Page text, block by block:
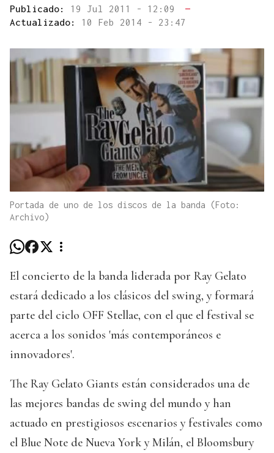
Publicado: 19 Jul 2011 - 12:09
—
Actualizado: 10 Feb 2014 - 23:47
Portada de uno de los discos de la banda (Foto:
Archivo)
El concierto de la banda liderada por Ray Gelato
estará dedicado a los clásicos del swing, y formará
parte del ciclo OFF Stellae, con el que el festival se
acerca a los sonidos 'más contemporáneos e
innovadores'.
The Ray Gelato Giants están considerados una de
las mejores bandas de swing del mundo y han
actuado en prestigiosos escenarios y festivales como
el Blue Note de Nueva York y Milán, el Bloomsbury